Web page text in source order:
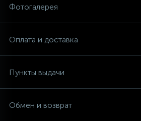
Фотогалерея
Оплата и доставка
Пункты выдачи
Обмен и возврат